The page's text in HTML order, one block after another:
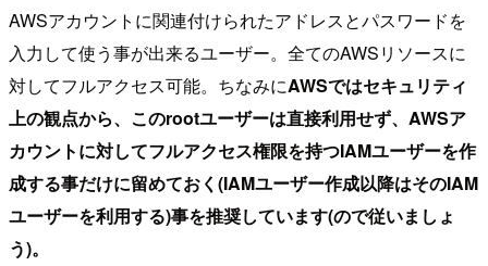
AWSアカウントに関連付けられたアドレスとパスワードを
入力して使う事が出来るユーザー。全てのAWSリソースに
対してフルアクセス可能。ちなみにAWSではセキュリティ
上の観点から、このrootユーザーは直接利用せず、AWSア
カウントに対してフルアクセス権限を持つIAMユーザーを作
成する事だけに留めておく(IAMユーザー作成以降はそのIAM
ユーザーを利用する)事を推奨しています(ので従いましょ
う)。